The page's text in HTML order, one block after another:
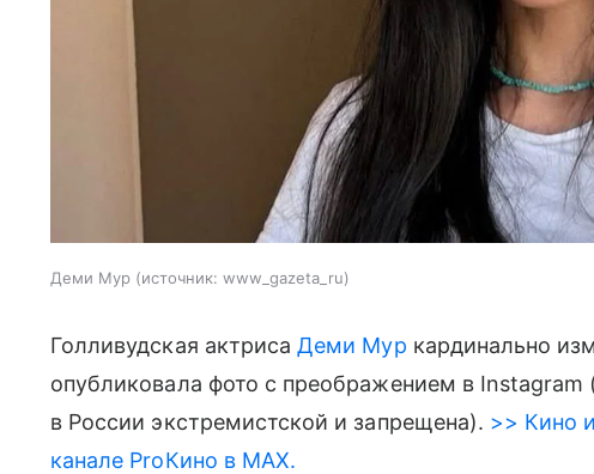
Деми Мур источник: www_gazeta_ru
Голливудская актрисаДеми Мур кардинально
опубликовала фото с преображением в Instagram
в России экстремистской и запрещена). >> Кино
канале ProКино в MAX.